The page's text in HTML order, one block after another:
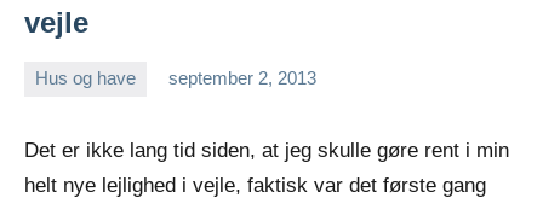
vejle
Hus og have september 2, 2013
Det er ikke lang tid siden, at jeg skulle gøre rent i min
helt nye lejlighed i vejle, faktisk var det første gang